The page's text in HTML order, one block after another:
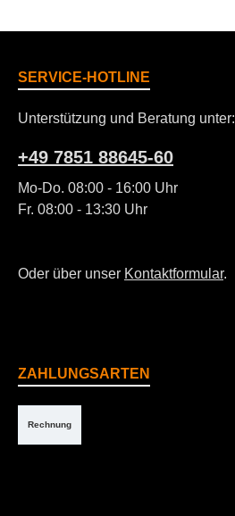
SERVICE-HOTLINE
Unterstützung und Beratung unter:
+49 7851 88645-60
Mo-Do. 08:00 - 16:00 Uhr
Fr. 08:00 - 13:30 Uhr
Oder über unser Kontaktformular.
ZAHLUNGSARTEN
Rechnung